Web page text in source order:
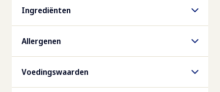
Turbo chef
250°C. Fase 1: 80% magnetron, 80%
ventilator, 01:00 uur. Fase 2: 30%
magnetron, 50% hetelucht, 01:00 uur.
Artikelnummmer
808377
EAN-Code Folie
08710449950867
Ingrediënten
aardappelzetmeel, rijstebloem, zout, dextrine,
verdikkingsmiddel (E415), kurkuma, kleurstof:
Allergenen
Voedingswaarden